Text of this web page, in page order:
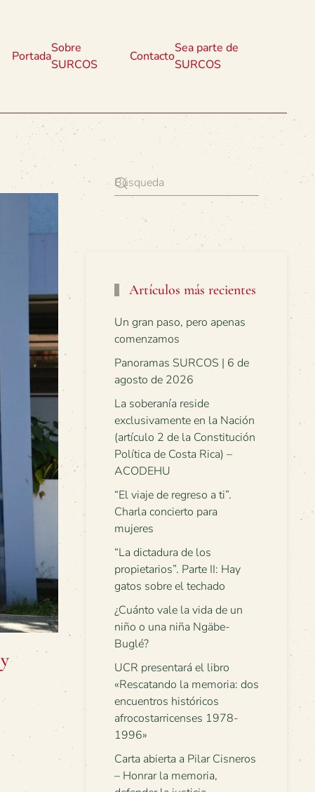
Portada
Sobre
SURCOS
Contacto
Sea parte de
SURCOS
Artículos más recientes
Un gran paso, pero apenas
comenzamos
Panoramas SURCOS | 6 de
agosto de 2026
La soberanía reside
exclusivamente en la Nación
(artículo 2 de la Constitución
Política de Costa Rica) –
ACODEHU
“El viaje de regreso a ti”.
Charla concierto para
mujeres
“La dictadura de los
propietarios”. Parte II: Hay
gatos sobre el techado
¿Cuánto vale la vida de un
niño o una niña Ngäbe-
Buglé?
UCR presentará el libro
«Rescatando la memoria: dos
encuentros históricos
afrocostarricenses 1978-
1996»
Carta abierta a Pilar Cisneros
– Honrar la memoria,